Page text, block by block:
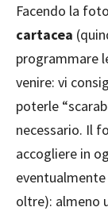
Facendo la
cartacea
programmare
venire: vi
poterle
necessario. Il
accogliere in
oltre): almeno